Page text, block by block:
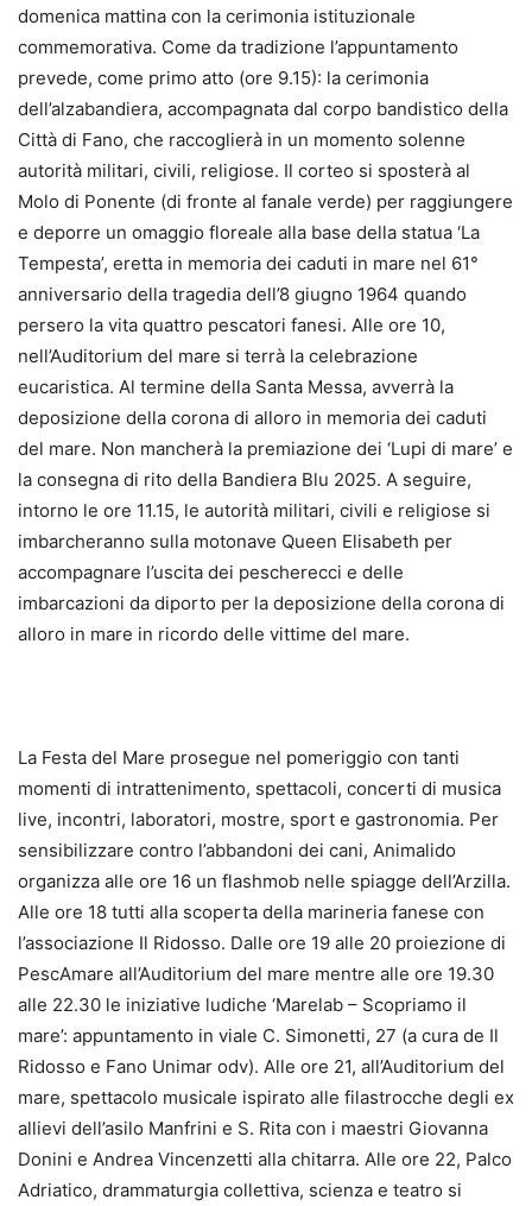
domenica mattina con la cerimonia istituzionale
commemorativa. Come da tradizione l’appuntamento
prevede, come primo atto (ore 9.15): la cerimonia
dell’alzabandiera, accompagnata dal corpo bandistico della
Città di Fano, che raccoglierà in un momento solenne
autorità militari, civili, religiose. Il corteo si sposterà al
Molo di Ponente (di fronte al fanale verde) per raggiungere
e deporre un omaggio floreale alla base della statua ‘La
Tempesta’, eretta in memoria dei caduti in mare nel 61°
anniversario della tragedia dell’8 giugno 1964 quando
persero la vita quattro pescatori fanesi. Alle ore 10,
nell’Auditorium del mare si terrà la celebrazione
eucaristica. Al termine della Santa Messa, avverrà la
deposizione della corona di alloro in memoria dei caduti
del mare. Non mancherà la premiazione dei ‘Lupi di mare’ e
la consegna di rito della Bandiera Blu 2025. A seguire,
intorno le ore 11.15, le autorità militari, civili e religiose si
imbarcheranno sulla motonave Queen Elisabeth per
accompagnare l’uscita dei pescherecci e delle
imbarcazioni da diporto per la deposizione della corona di
alloro in mare in ricordo delle vittime del mare.
La Festa del Mare prosegue nel pomeriggio con tanti
momenti di intrattenimento, spettacoli, concerti di musica
live, incontri, laboratori, mostre, sport e gastronomia. Per
sensibilizzare contro l’abbandoni dei cani, Animalido
organizza alle ore 16 un flashmob nelle spiagge dell’Arzilla.
Alle ore 18 tutti alla scoperta della marineria fanese con
l’associazione Il Ridosso. Dalle ore 19 alle 20 proiezione di
PescAmare all’Auditorium del mare mentre alle ore 19.30
alle 22.30 le iniziative ludiche ‘Marelab – Scopriamo il
mare’: appuntamento in viale C. Simonetti, 27 (a cura de Il
Ridosso e Fano Unimar odv). Alle ore 21, all’Auditorium del
mare, spettacolo musicale ispirato alle filastrocche degli ex
allievi dell’asilo Manfrini e S. Rita con i maestri Giovanna
Donini e Andrea Vincenzetti alla chitarra. Alle ore 22, Palco
Adriatico, drammaturgia collettiva, scienza e teatro si